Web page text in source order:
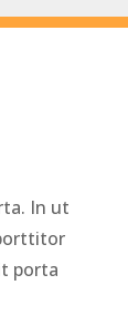
In ut
porta